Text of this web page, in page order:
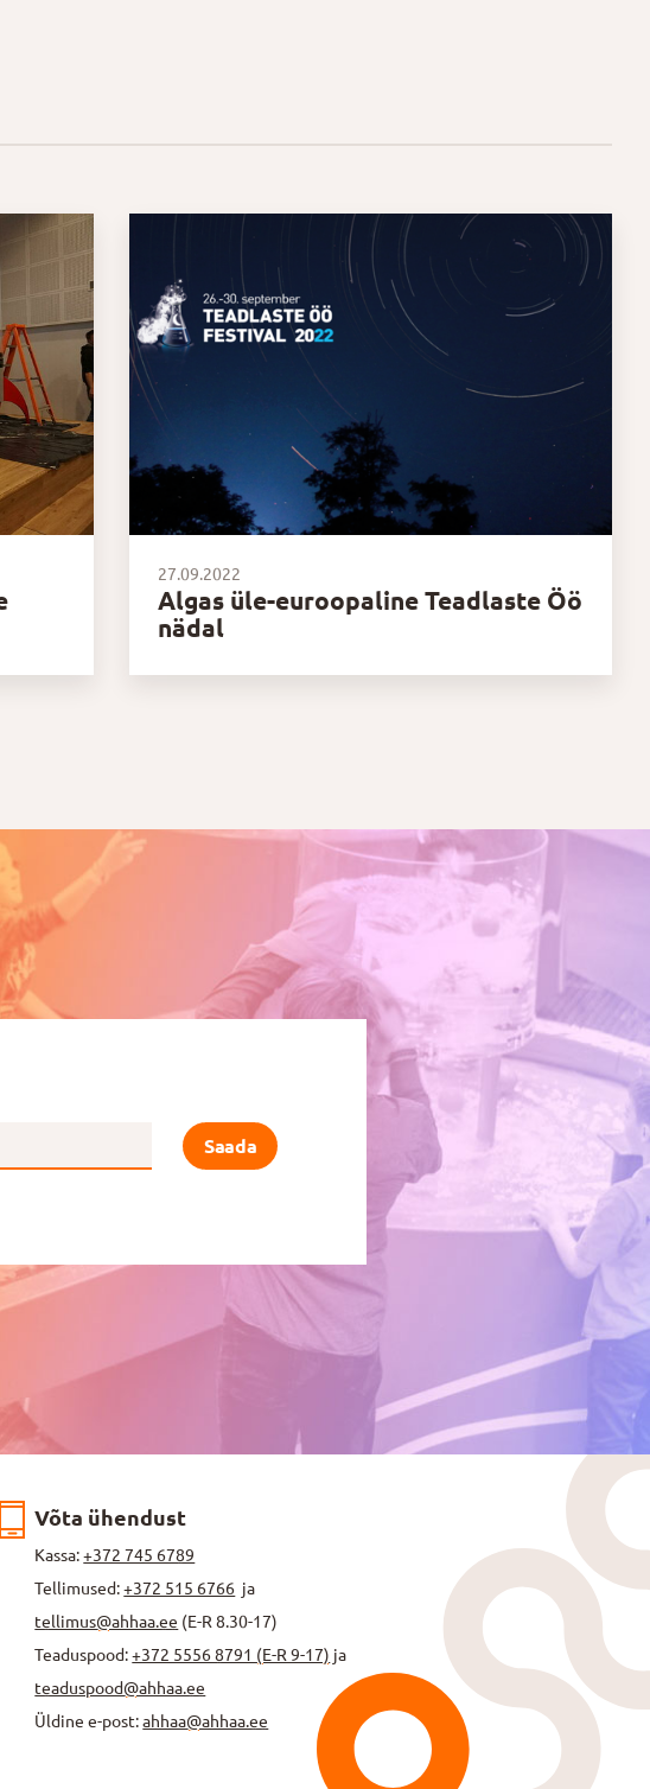
27.09.2022
Algas üle-euroopaline Teadlaste Öö
nädal
Saada
Võta ühendust
Kassa:+372 745 6789
Tellimused:+372 515 6766 ja
tellimus@ahhaa.ee (E-R 8.30-17)
Teaduspood:+372 5556 8791 (E-R 9-17) ja
teaduspood@ahhaa.ee
Üldine e-post:ahhaa@ahhaa.ee